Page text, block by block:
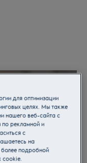
для оптимизации
целях. Мы также
нашего веб-сайта с
по рекламной и
с
на
подробной
cookie.